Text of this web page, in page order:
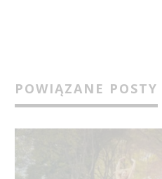
POWIĄZANE POSTY